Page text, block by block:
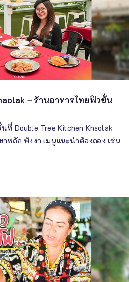
– ร้านอาหารไทยฟิวชั่น
Double Tree Kitchen Khaolak
หลัก พังงา เมนูแนะนำต้องลอง เช่น